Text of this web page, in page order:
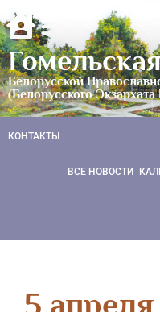
Белорусской
(Белорусского
КОНТАКТЫ
ВСЕ НОВОСТИ
5 апреля